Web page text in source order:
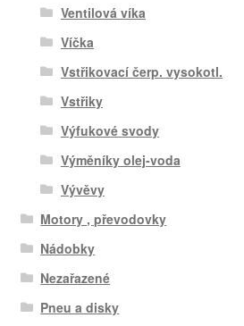
Ventilová víka
Víčka
Vstřikovací čerp. vysokotl.
Vstřiky
Výfukové svody
Výměníky olej-voda
Vývěvy
Motory , převodovky
Nádobky
Nezařazené
Pneu a disky